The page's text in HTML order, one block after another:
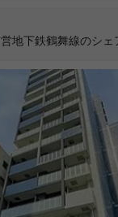
地下鉄鶴舞線のシェ